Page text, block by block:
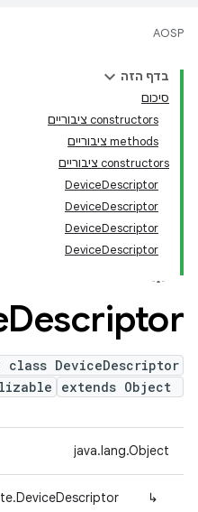
AOSP
בדף הזה
סיכום
‫constructors ציבוריים
‫methods ציבוריים
‫constructors ציבוריים
DeviceDescriptor
DeviceDescriptor
DeviceDescriptor
DeviceDescriptor
Descriptor
class DeviceDescriptor
extends Object
java.lang.Object
↳